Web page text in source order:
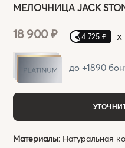
МЕЛОЧНИЦА JACK
18 900 ₽ 4 725 ₽ x
до +1890
Материалы: Натуральная